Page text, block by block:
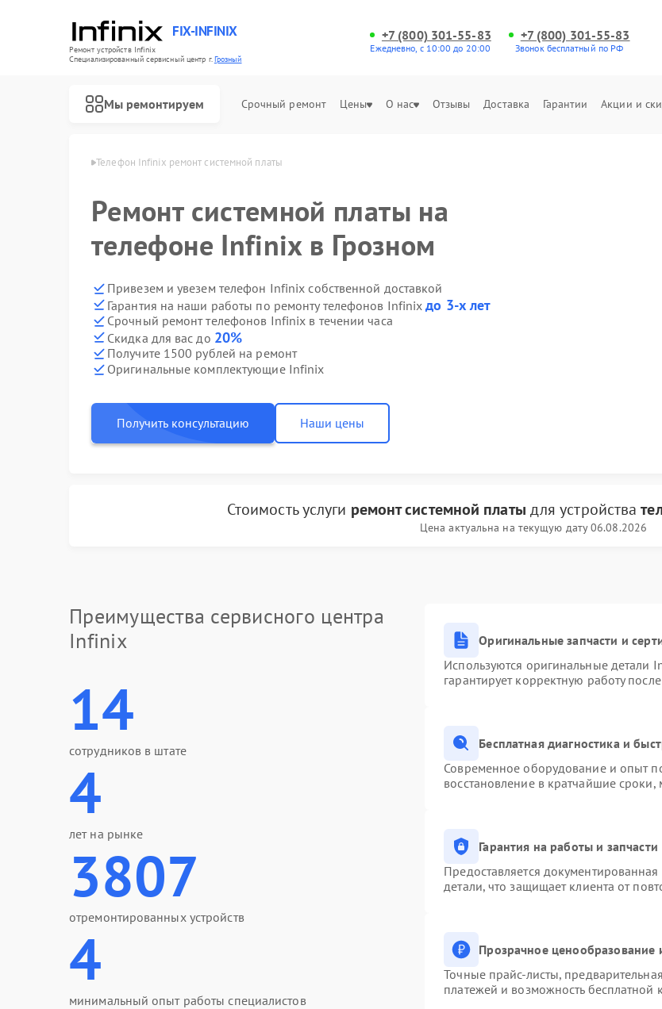
FIX-INFINIX
Ремонт устройств Infinix
Специализированный cервисный центр г.Грозный
+7 (800) 301-55-83
Ежедневно, с 10:00 до 20:00
+7 (800) 301-55-83
Звонок бесплатный по РФ
Мы ремонтируем Срочный ремонт Цены О нас Отзывы Доставка Гарантии Акции и
Infinix в Грозном Телефон Infinix ремонт системной платы
Ремонт системной платы на
телефоне Infinix в Грозном
Привезем и увезем телефон Infinix собственной доставкой
Гарантия на наши работы по ремонту телефонов Infinixдо 3-х лет
Срочный ремонт телефонов Infinix в течении часа
Скидка для вас до 20%
Получите 1500 рублей на ремонт
Оригинальные комплектующие Infinix
Получить консультацию Наши цены
Стоимость услуги ремонт системной платы для устройства
Цена актуальна на текущую дату 06.08.2026
Преимущества сервисного центра
Infinix
14
сотрудников в штате
4
лет на рынке
3807
отремонтированных устройств
4
минимальный опыт работы специалистов
Оригинальные запчасти и
Используются оригинальные
гарантирует корректную работу
Бесплатная диагностика и
Современное оборудование и опыт
восстановление в кратчайшие
Гарантия на работы и запчасти
Предоставляется
детали, что защищает клиента от
Прозрачное ценообразование
Точные прайс-листы,
платежей и возможность бесплатной